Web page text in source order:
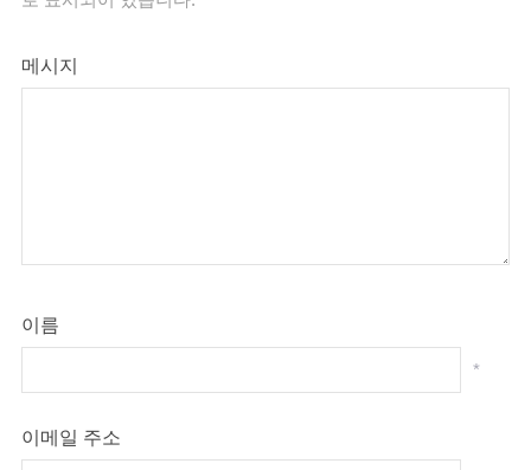
메시지
이름
*
이메일 주소